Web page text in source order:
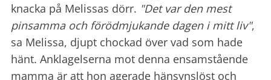
knacka på Melissas dörr. "Det var den mest
pinsamma och förödmjukande dagen i mitt liv",
sa Melissa, djupt chockad över vad som hade
hänt. Anklagelserna mot denna ensamstående
mamma är att hon agerade hänsynslöst och